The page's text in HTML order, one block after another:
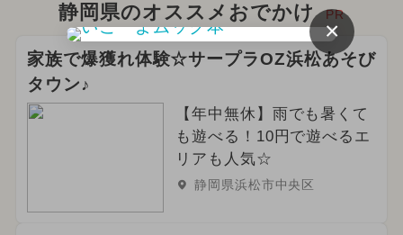
静岡県のオススメおでかけ PR
家族で爆獲れ体験☆サープラOZ浜松あそび
タウン♪
【年中無休】雨でも暑くて
も遊べる！10円で遊べるエ
リアも人気☆
静岡県浜松市中央区
×